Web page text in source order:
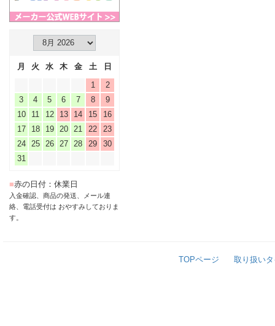
月 火 水 木 金 土
日
1
2
3
4 5 6 7 8
9
10
11 12 13 14 15
16
17
18 19 20 21 22
23
24
25 26 27 28 29
30
31
■赤の日付：休業日
入金確認、商品の発送、メール連
絡、電話受付は おやすみしておりま
す。
TOPページ 取り扱い